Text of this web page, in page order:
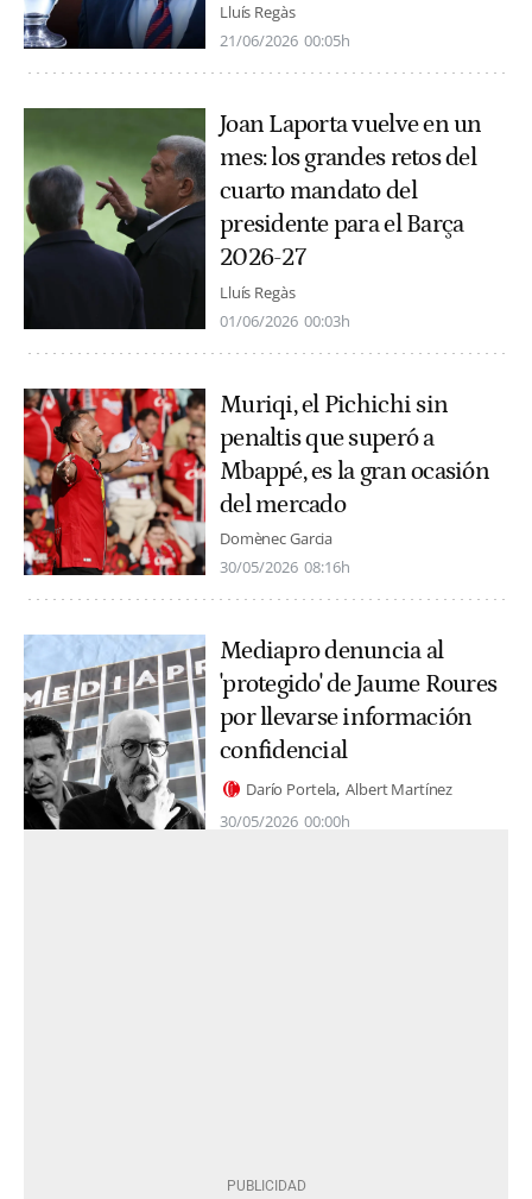
Lluís Regàs
21/06/2026 00:05h
Joan Laporta vuelve en un
mes: los grandes retos del
cuarto mandato del
presidente para el Barça
2026-27
Lluís Regàs
01/06/2026 00:03h
Muriqi, el Pichichi sin
penaltis que superó a
Mbappé, es la gran ocasión
del mercado
Domènec Garcia
30/05/2026 08:16h
Mediapro denuncia al
'protegido' de Jaume Roures
por llevarse información
confidencial
Darío Portela Albert Martínez
30/05/2026 00:00h